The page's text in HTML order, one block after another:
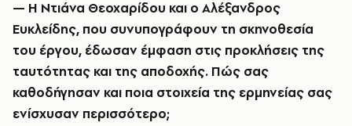
— Η Ντιάνα Θεοχαρίδου και ο Αλέξανδρος
Ευκλείδης, που συνυπογράφουν τη σκηνοθεσία
του έργου, έδωσαν έμφαση στις προκλήσεις της
ταυτότητας και της αποδοχής. Πώς σας
καθοδήγησαν και ποια στοιχεία της ερμηνείας σας
ενίσχυσαν περισσότερο;